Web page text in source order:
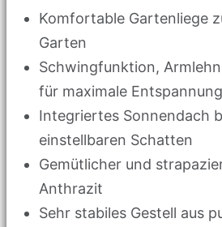
Komfortable Gartenliege
Garten
Schwingfunktion,
für maximale Entspannung
Integriertes Sonnendach
einstellbaren Schatten
Gemütlicher und
Anthrazit
Sehr stabiles Gestell aus